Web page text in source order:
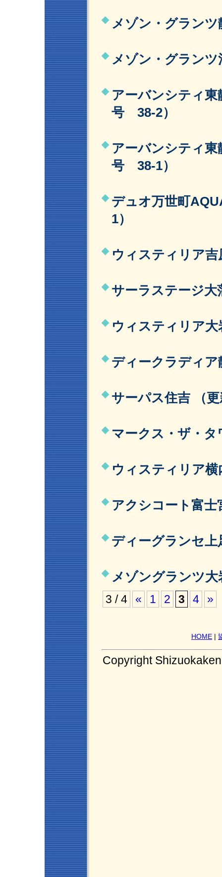
メゾン・グラン
メゾン・グラン
アーバンシティ東
号 38-2）
アーバンシティ東
号 38-1）
デュオ万世町
1）
ウィスティリア
サーラステージ
ウィスティリア
ディークラディ
サーパス住吉 （
マークス・ザ・
ウィスティリア
アクシコート富
ディーグランセ
メゾングランツ
3 / 4 « 1 2 3 4 »
HOME |
Copyright